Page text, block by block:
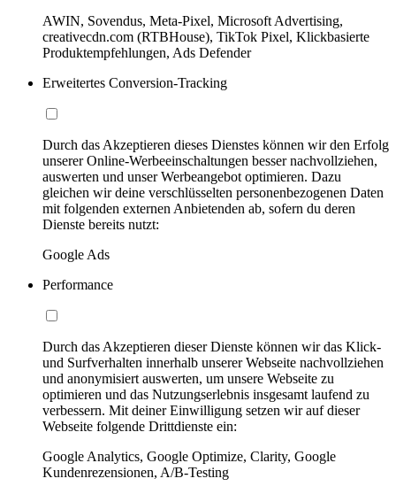
AWIN, Sovendus, Meta-Pixel, Microsoft Advertising,
creativecdn.com (RTBHouse), TikTok Pixel, Klickbasierte
Produktempfehlungen, Ads Defender
Erweitertes Conversion-Tracking
Durch das Akzeptieren dieses Dienstes können wir den Erfolg
unserer Online-Werbeeinschaltungen besser nachvollziehen,
auswerten und unser Werbeangebot optimieren. Dazu
gleichen wir deine verschlüsselten personenbezogenen Daten
mit folgenden externen Anbietenden ab, sofern du deren
Dienste bereits nutzt:
Google Ads
Performance
Durch das Akzeptieren dieser Dienste können wir das Klick-
und Surfverhalten innerhalb unserer Webseite nachvollziehen
und anonymisiert auswerten, um unsere Webseite zu
optimieren und das Nutzungserlebnis insgesamt laufend zu
verbessern. Mit deiner Einwilligung setzen wir auf dieser
Webseite folgende Drittdienste ein:
Google Analytics, Google Optimize, Clarity, Google
Kundenrezensionen, A/B-Testing